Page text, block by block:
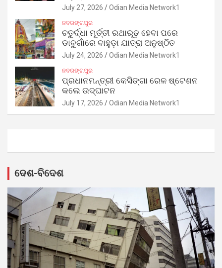
July 27, 2026 Odian Media Network1
ନବରଙ୍ଗପୁର
ଚତୁର୍ଦ୍ଧା ମୂର୍ତ୍ତୀ ରଥାରୂଢ଼ ହେବା ପରେ
ଡାବୁଗାଁରେ ବାହୁଡ଼ା ଯାତ୍ରା ଅନୁଷ୍ଠିତ
July 24, 2026 Odian Media Network1
ନବରଙ୍ଗପୁର
ପ୍ରଧାନମନ୍ତ୍ରୀ କେସିଙ୍ଗା ରେଳ ଷ୍ଟେଶନ
କଲେ ଉଦ୍‌ଘାଟନ
July 17, 2026 Odian Media Network1
ଦେଶ-ବିଦେଶ